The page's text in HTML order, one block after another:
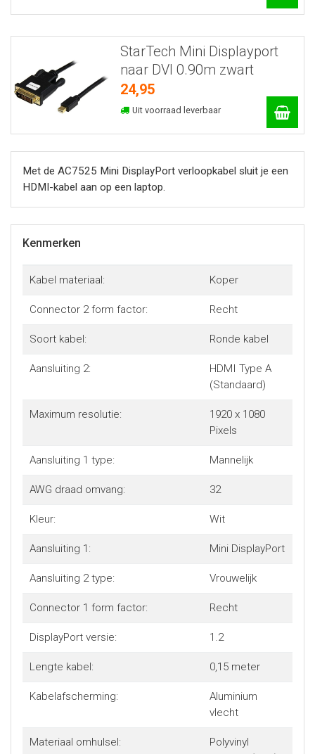
StarTech Mini Displayport
naar DVI 0.90m zwart
24,95
Uit voorraad leverbaar
Met de AC7525 Mini DisplayPort verloopkabel sluit je een
HDMI-kabel aan op een laptop.
Kenmerken
Kabel materiaal: Koper
Connector 2 form factor: Recht
Soort kabel: Ronde kabel
Aansluiting 2:
HDMI Type A
(Standaard)
Maximum resolutie:
1920 x 1080
Pixels
Aansluiting 1 type: Mannelijk
AWG draad omvang: 32
Kleur: Wit
Aansluiting 1: Mini DisplayPort
Aansluiting 2 type: Vrouwelijk
Connector 1 form factor: Recht
DisplayPort versie: 1.2
Lengte kabel: 0,15 meter
Kabelafscherming:
Aluminium
vlecht
Materiaal omhulsel:
Polyvinyl